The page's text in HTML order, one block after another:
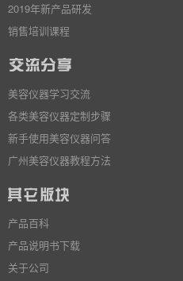
2019年新产品研发
销售培训课程
美容仪器学习交流
各类美容仪器定制步骤
新手使用美容仪器问答
广州美容仪器教程方法
产品百科
产品说明书下载
关于公司